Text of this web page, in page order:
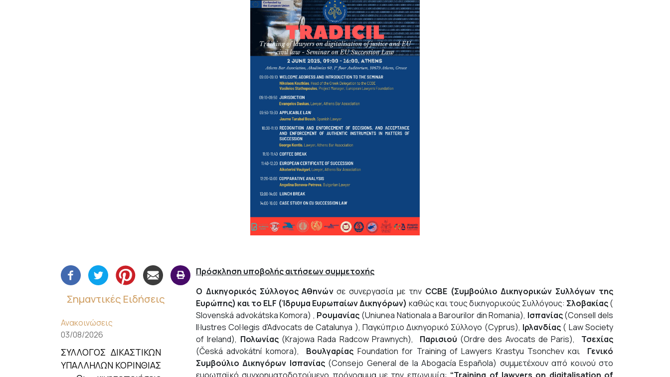
Σημαντικές Ειδήσεις
Ανακοινώσεις
03/08/2026
ΣΥΛΛΟΓΟΣ ΔΙΚΑΣΤΙΚΩΝ
ΥΠΑΛΛΗΛΩΝ ΚΟΡΙΝΘΙΑΣ
Πρόσκληση υποβολής αιτήσεων συμμετοχής
Ο Δικηγορικός Σύλλογος Αθηνώνσε συνεργασία με τηνCCBE (Συμβούλιο Δικηγορικών Συλλόγων της
Ευρώπης) και το ELF (Ίδρυμα Ευρωπαίων Δικηγόρων) καθώς και τους δικηγορικούς Συλλόγους: Σλοβακίας(
Slovenská advokátska Komora) , Ρουμανίας (Uniunea Nationala a Barourilor din Romania), Ισπανίας(Consell dels
Il·lustres Col·legis d'Advocats de Catalunya ), Παγκύπριο Δικηγορικό Σύλλογο (Cyprus), Ιρλανδίας ( Law Society
of Ireland), Πολωνίας(Krajowa Rada Radcow Prawnych), Παρισιού (Ordre des Avocats de Paris), Τσεχίας
(Česká advokátní komora), Βουλγαρίας Foundation for Training of Lawyers Krastyu Tsonchev και Γενικό
Συμβούλιο Δικηγόρων Ισπανίας(Consejo General de la Abogacía Española) συμμετέχουν από κοινού στο